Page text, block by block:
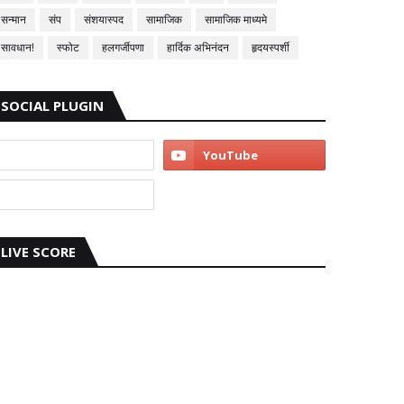
सन्मान संप संशयास्पद सामाजिक
सामाजिक माध्यमे
सावधान!
स्फोट हलगर्जीपणा हार्दिक अभिनंदन हृदयस्पर्शी
SOCIAL PLUGIN
LIVE SCORE